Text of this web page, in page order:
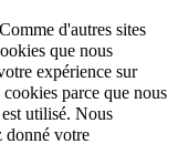
Comme d'autres sites
que nous
expérience sur
parce que nous
utilisé. Nous
donné votre